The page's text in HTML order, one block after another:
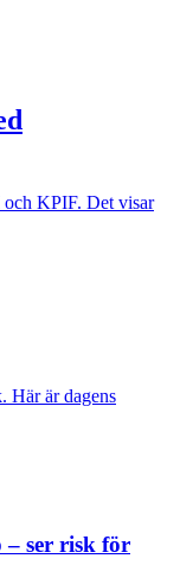
KPIF. Det visar
Här är dagens
ser risk för